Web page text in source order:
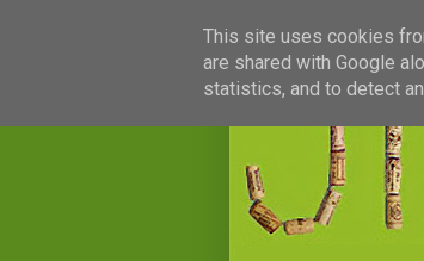
This site uses cookies
are shared with Google
statistics, and to detect